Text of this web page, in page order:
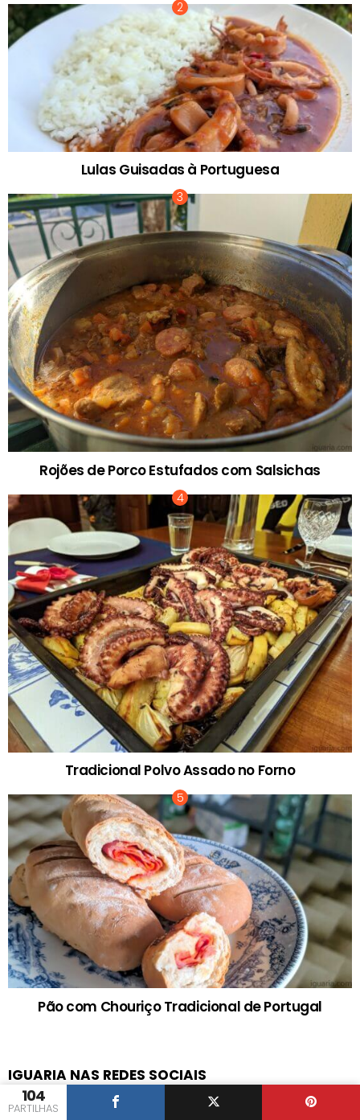
104
PARTILHAS
Lulas Guisadas à Portuguesa
Rojões de Porco Estufados com Salsichas
Tradicional Polvo Assado no Forno
Pão com Chouriço Tradicional de Portugal
IGUARIA NAS REDES SOCIAIS
facebook instagram youtube